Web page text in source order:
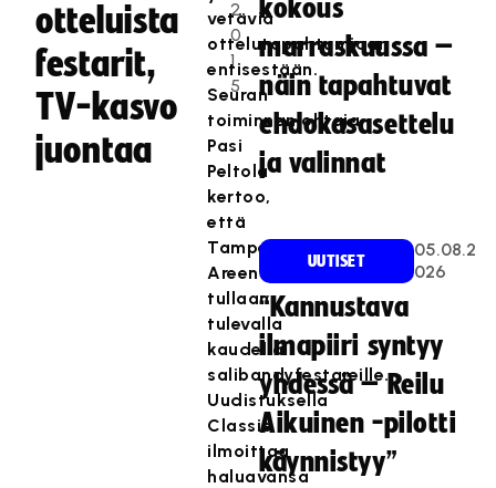
otteluista
festarit,
TV-kasvo
juontaa
2
0
1
5
vetäviä
ottelutapahtumiaan
entisestään.
Seuran
toiminnanjohtaja
Pasi
Peltola
kertoo,
että
Tampere
Areenalle
tullaan
tulevalla
kaudella
salibandyfestareille.
Uudistuksella
Classic
ilmoittaa
haluavansa
kokous
marraskuussa –
näin tapahtuvat
ehdokasasettelu
ja valinnat
UUTISET
05.08.2
026
“Kannustava
ilmapiiri syntyy
yhdessä – Reilu
Aikuinen -pilotti
käynnistyy”